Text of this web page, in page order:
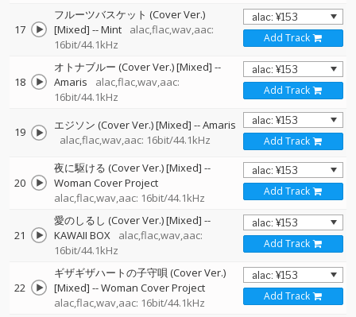
17
フルーツバスケット (Cover Ver.)
[Mixed] --Mint
alac,flac,wav,aac:
16bit/44.1kHz
Add Track
18
オトナブルー (Cover Ver.) [Mixed] --
Amaris
alac,flac,wav,aac:
16bit/44.1kHz
Add Track
19 エジソン (Cover Ver.) [Mixed] --Amaris
alac,flac,wav,aac: 16bit/44.1kHz
Add Track
20
夜に駆ける (Cover Ver.) [Mixed] --
Woman Cover Project
alac,flac,wav,aac: 16bit/44.1kHz
Add Track
21
愛のしるし (Cover Ver.) [Mixed] --
KAWAII BOX
alac,flac,wav,aac:
16bit/44.1kHz
Add Track
22
ギザギザハートの子守唄 (Cover Ver.)
[Mixed] --Woman Cover Project
alac,flac,wav,aac: 16bit/44.1kHz
Add Track